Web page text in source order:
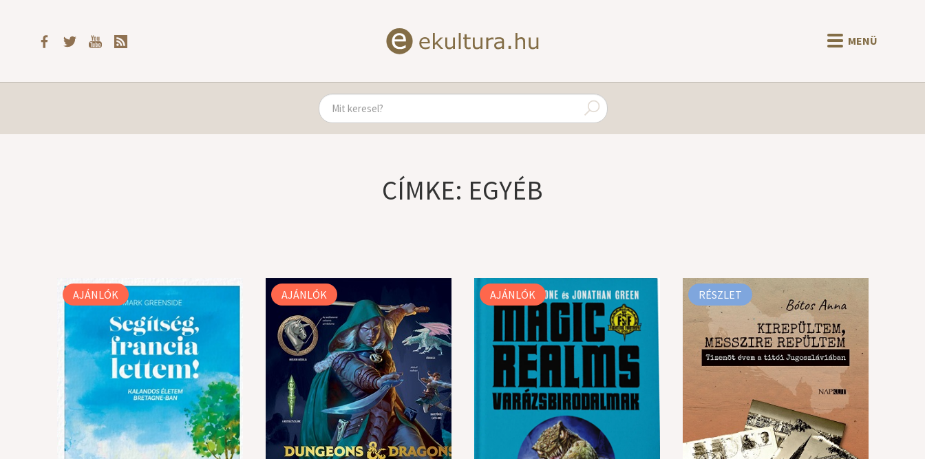
MENÜ
CÍMKE: EGYÉB
AJÁNLÓK AJÁNLÓK AJÁNLÓK RÉSZLET